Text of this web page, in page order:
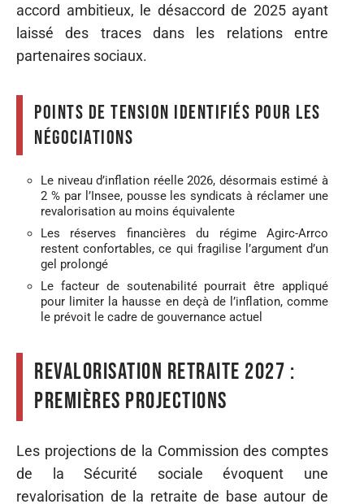
accord ambitieux, le désaccord de 2025 ayant
laissé des traces dans les relations entre
partenaires sociaux.
Points de tension identifiés pour les
négociations
Le niveau d’inflation réelle 2026, désormais estimé à
2 % par l’Insee, pousse les syndicats à réclamer une
revalorisation au moins équivalente
Les réserves financières du régime Agirc-Arrco
restent confortables, ce qui fragilise l’argument d’un
gel prolongé
Le facteur de soutenabilité pourrait être appliqué
pour limiter la hausse en deçà de l’inflation, comme
le prévoit le cadre de gouvernance actuel
Revalorisation retraite 2027 :
premières projections
Les projections de la Commission des comptes
de la Sécurité sociale évoquent une
revalorisation de la retraite de base autour de